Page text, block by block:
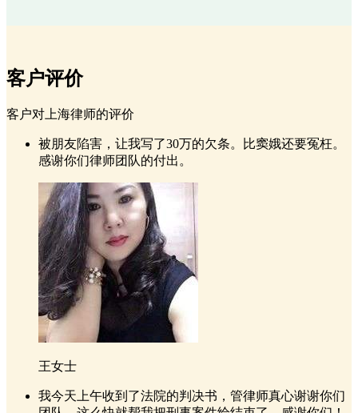
客户评价
客户对上海律师的评价
被朋友陷害，让我写了30万的欠条。比窦娥还要冤枉。
感谢你们律师团队的付出。
王女士
我今天上午收到了法院的判决书，管律师真心谢谢你们